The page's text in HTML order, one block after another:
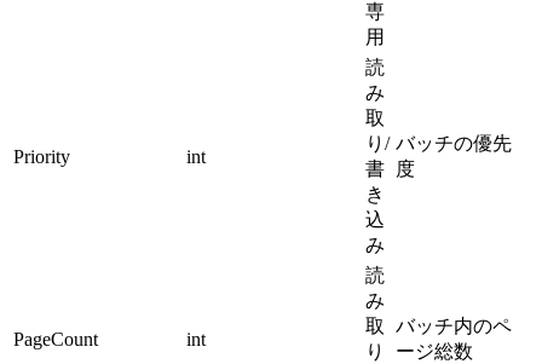
専
用
Priority int
読
み
取
り/
書
き
込
み
バッチの優先
度
PageCount int
読
み
取
り
バッチ内のペ
ージ総数